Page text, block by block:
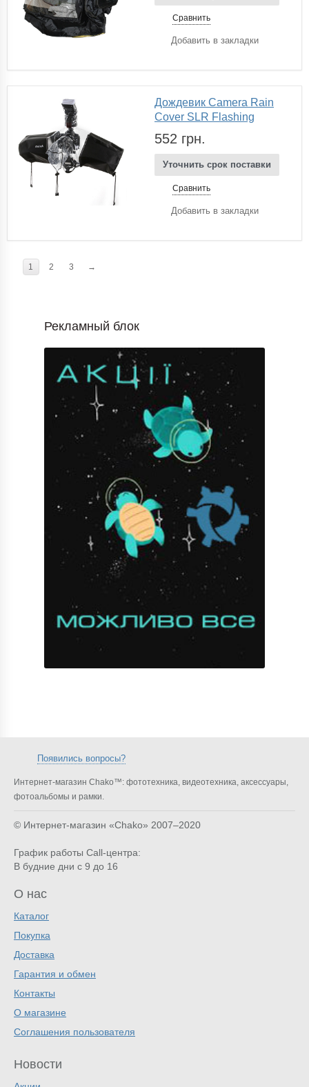
Сравнить
Добавить в закладки
Дождевик Camera Rain
Cover SLR Flashing
552 грн.
Уточнить срок поставки
Сравнить
Добавить в закладки
1 2 3 →
Рекламный блок
Появились вопросы?
Интернет-магазин Chako™: фототехника, видеотехника, аксессуары,
фотоальбомы и рамки.
© Интернет-магазин «Chako» 2007–2020
График работы Call-центра:
В будние дни с 9 до 16
О нас
Каталог
Покупка
Доставка
Гарантия и обмен
Контакты
О магазине
Соглашения пользователя
Новости